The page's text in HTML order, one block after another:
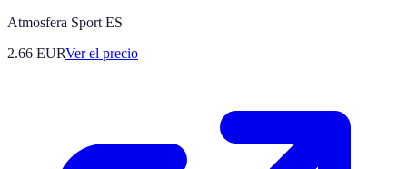
Atmosfera Sport ES
2.66 EURVer el precio